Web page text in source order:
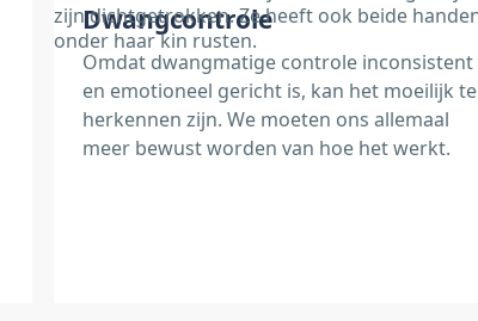
Dwangcontrole
Omdat dwangmatige controle inconsistent
en emotioneel gericht is, kan het moeilijk te
herkennen zijn. We moeten ons allemaal
meer bewust worden van hoe het werkt.